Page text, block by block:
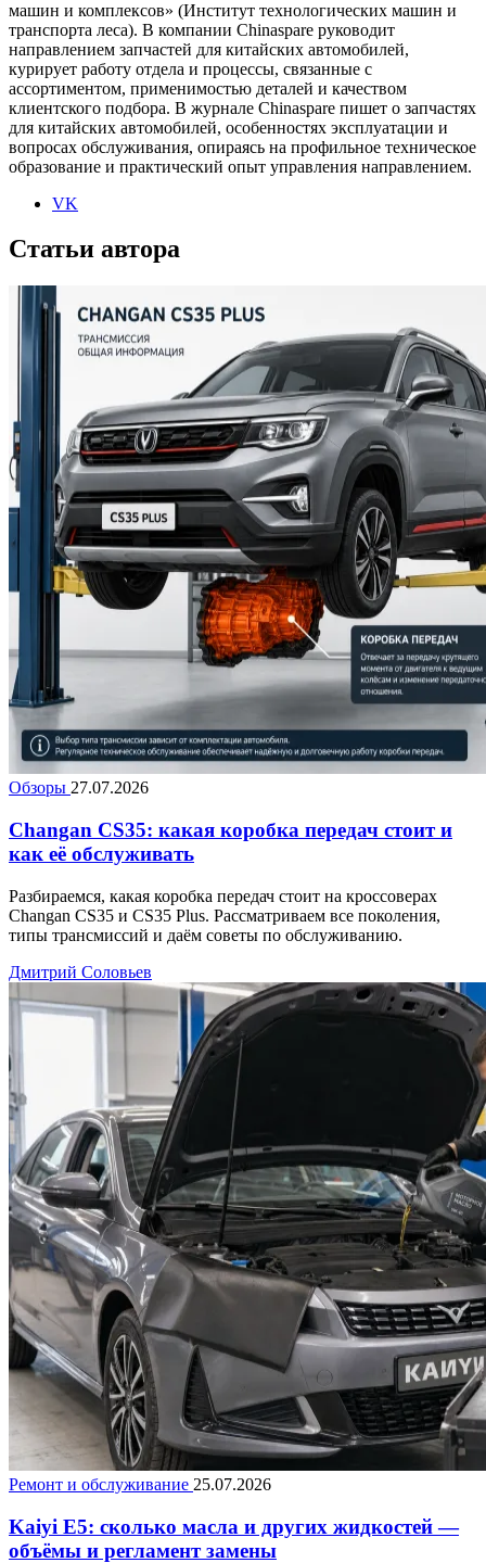
машин и комплексов» (Институт технологических машин и
транспорта леса). В компании Chinaspare руководит
направлением запчастей для китайских автомобилей,
курирует работу отдела и процессы, связанные с
ассортиментом, применимостью деталей и качеством
клиентского подбора. В журнале Chinaspare пишет о запчастях
для китайских автомобилей, особенностях эксплуатации и
вопросах обслуживания, опираясь на профильное техническое
образование и практический опыт управления направлением.
VK
Статьи автора
Обзоры 27.07.2026
Changan CS35: какая коробка передач стоит и
как её обслуживать
Разбираемся, какая коробка передач стоит на кроссоверах
Changan CS35 и CS35 Plus. Рассматриваем все поколения,
типы трансмиссий и даём советы по обслуживанию.
Дмитрий Соловьев
Ремонт и обслуживание 25.07.2026
Kaiyi E5: сколько масла и других жидкостей —
объёмы и регламент замены